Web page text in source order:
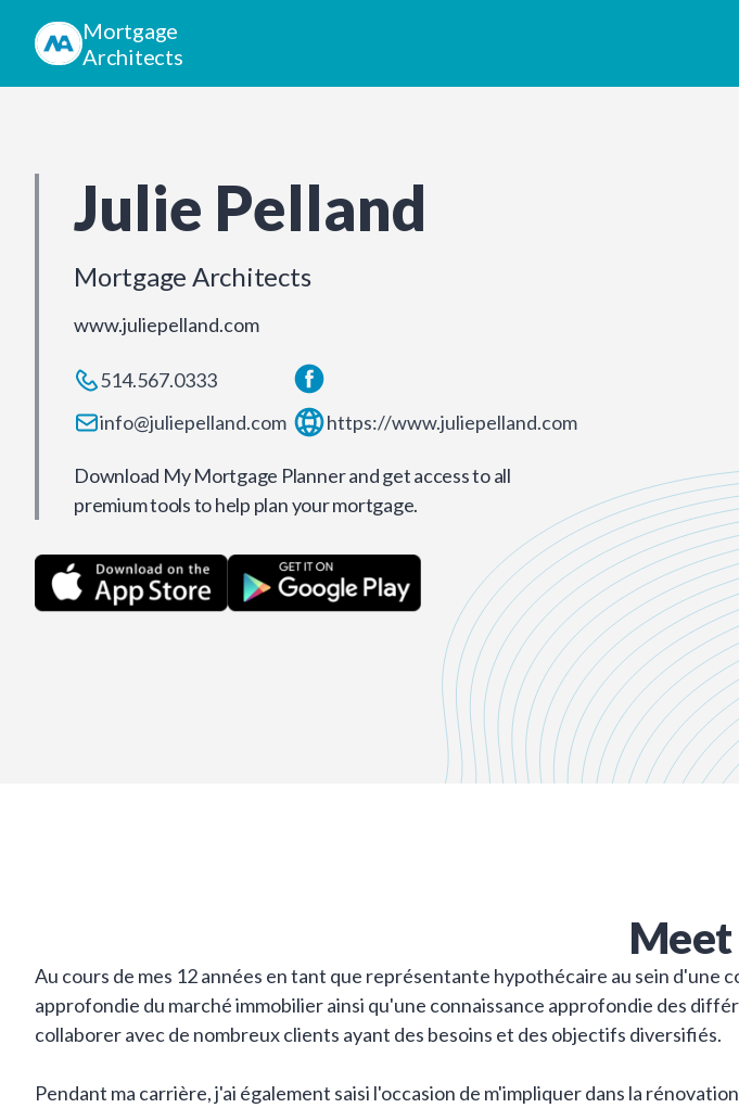
Mortgage
Architects
Julie Pelland
Mortgage Architects
www.juliepelland.com
514.567.0333
info@juliepelland.com
https://www.juliepelland.com
Download My Mortgage Planner and get access to all
premium tools to help plan your mortgage.
Meet
Au cours de mes 12 années en tant que représentante hypothécaire au sein
approfondie du marché immobilier ainsi qu'une connaissance approfondie des
collaborer avec de nombreux clients ayant des besoins et des objectifs diversifiés.
Pendant ma carrière, j'ai également saisi l'occasion de m'impliquer dans la